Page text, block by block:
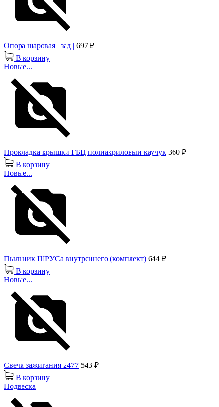
Опора шаровая | зад | 697 ₽
В корзину
Новые...
Прокладка крышки ГБЦ полиакриловый каучук 360 ₽
В корзину
Новые...
Пыльник ШРУСа внутреннего (комплект) 644 ₽
В корзину
Новые...
Свеча зажигания 2477 543 ₽
В корзину
Подвеска